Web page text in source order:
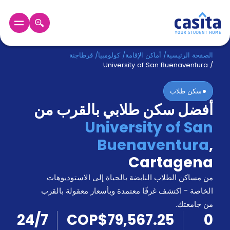
الرئيسية عربي COP
دخول
حجز
السكن
من
نحن؟
المدونة
أخبر
أصدقائك
و
اكسب
كن
شريكا
الدعم
الصفحة الرئيسية/ أماكن الإقامة/ كولومبيا/ قرطاجنة
/
University of San Buenaventura
سكن طلاب
أفضل سكن طلابي بالقرب من
University of San
Buenaventura,
Cartagena
من مساكن الطلاب النابضة بالحياة إلى الاستوديوهات
الخاصة - اكتشف غرفًا معتمدة وبأسعار معقولة بالقرب
من جامعتك.
0
COP$79,567.25
24/7